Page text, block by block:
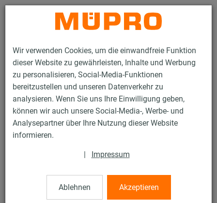
Wir verwenden Cookies, um die einwandfreie Funktion
dieser Website zu gewährleisten, Inhalte und Werbung
zu personalisieren, Social-Media-Funktionen
bereitzustellen und unseren Datenverkehr zu
analysieren. Wenn Sie uns Ihre Einwilligung geben,
können wir auch unsere Social-Media-, Werbe- und
Analysepartner über Ihre Nutzung dieser Website
informieren.
| Impressum
Ablehnen Akzeptieren
Kontakt
Produkte Befestigungstechnik
Edelstahlprodukte
Edelstahl-Montageteile
Gewindestifte
Gewindestifte
V4A Gewindestift, M12 x 100 mm